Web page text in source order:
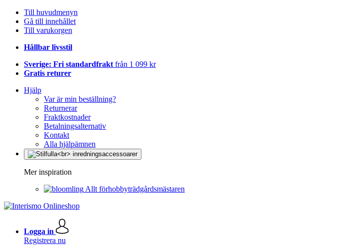
Till huvudmenyn
Gå till innehållet
Till varukorgen
Hållbar livsstil
Sverige: Fri standardfrakt från 1 099 kr
Gratis returer
Hjälp
Var är min beställning?
Returnerar
Fraktkostnader
Betalningsalternativ
Kontakt
Alla hjälpämnen
Mer inspiration
Allt förhobbyträdgårdsmästaren
Logga in
Registrera nu